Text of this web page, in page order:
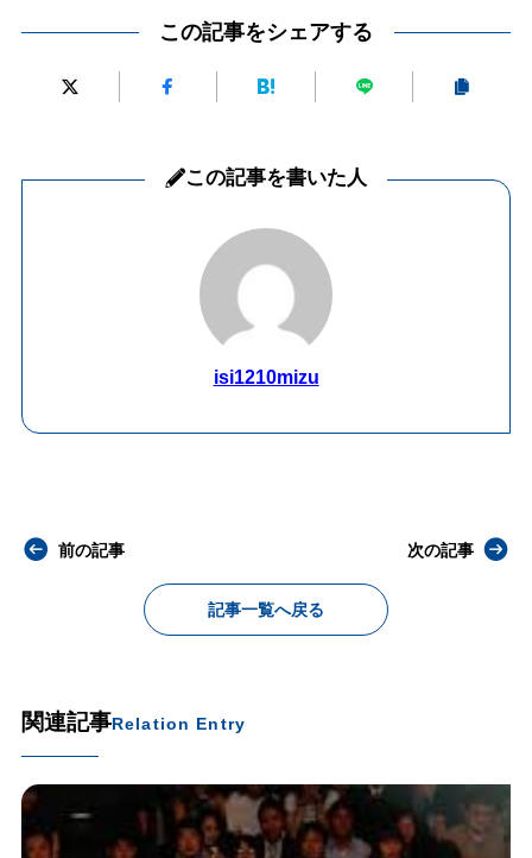
この記事をシェアする
この記事を書いた人
isi1210mizu
前の記事
記事一覧へ戻る
次の記事
関連記事Relation Entry